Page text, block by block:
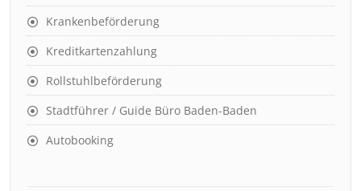
Krankenbeförderung
Kreditkartenzahlung
Rollstuhlbeförderung
Stadtführer / Guide Büro Baden-Baden
Autobooking